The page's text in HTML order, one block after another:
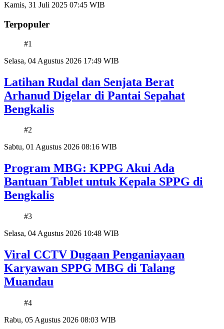
Kamis, 31 Juli 2025 07:45 WIB
Terpopuler
#1
Selasa, 04 Agustus 2026 17:49 WIB
Latihan Rudal dan Senjata Berat
Arhanud Digelar di Pantai Sepahat
Bengkalis
#2
Sabtu, 01 Agustus 2026 08:16 WIB
Program MBG: KPPG Akui Ada
Bantuan Tablet untuk Kepala SPPG di
Bengkalis
#3
Selasa, 04 Agustus 2026 10:48 WIB
Viral CCTV Dugaan Penganiayaan
Karyawan SPPG MBG di Talang
Muandau
#4
Rabu, 05 Agustus 2026 08:03 WIB